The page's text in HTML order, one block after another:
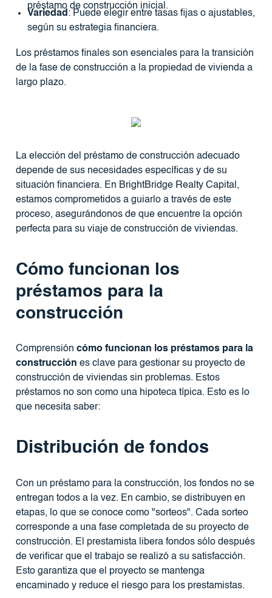
préstamo de construcción inicial.
Variedad : Puede elegir entre tasas fijas o ajustables,
según su estrategia financiera.
Los préstamos finales son esenciales para la transición
de la fase de construcción a la propiedad de vivienda a
largo plazo.
La elección del préstamo de construcción adecuado
depende de sus necesidades específicas y de su
situación financiera. En BrightBridge Realty Capital,
estamos comprometidos a guiarlo a través de este
proceso, asegurándonos de que encuentre la opción
perfecta para su viaje de construcción de viviendas.
Cómo funcionan los
préstamos para la
construcción
Comprensión cómo funcionan los préstamos para la
construcción es clave para gestionar su proyecto de
construcción de viviendas sin problemas. Estos
préstamos no son como una hipoteca típica. Esto es lo
que necesita saber:
Distribución de fondos
Con un préstamo para la construcción, los fondos no se
entregan todos a la vez. En cambio, se distribuyen en
etapas, lo que se conoce como "sorteos". Cada sorteo
corresponde a una fase completada de su proyecto de
construcción. El prestamista libera fondos sólo después
de verificar que el trabajo se realizó a su satisfacción.
Esto garantiza que el proyecto se mantenga
encaminado y reduce el riesgo para los prestamistas.